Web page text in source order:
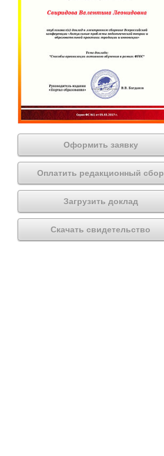
Оформить заявку
Оплатить редакционный сбор
Загрузить доклад
Скачать свидетельство